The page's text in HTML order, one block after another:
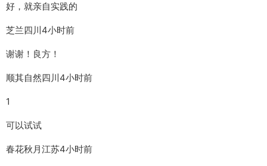
好，就亲自实践的
芝兰四川4小时前
谢谢！良方！
顺其自然四川4小时前
1
可以试试
春花秋月江苏4小时前